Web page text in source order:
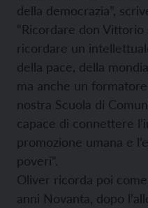
della democrazia”,
“Ricordare don
ricordare un
della pace, della
ma anche un
nostra Scuola di
capace di connettere
promozione umana e
poveri”.
Oliver ricorda poi
anni Novanta, dopo